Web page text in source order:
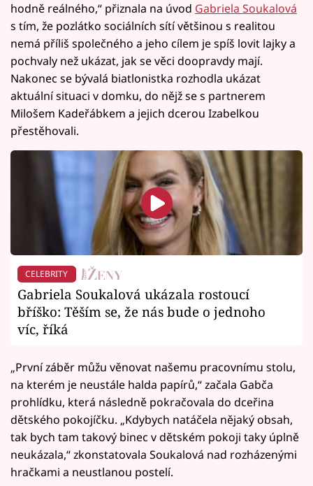
hodně reálného,“ přiznala na úvod Gabriela Soukalová
s tím, že pozlátko sociálních sítí většinou s realitou
nemá příliš společného a jeho cílem je spíš lovit lajky a
pochvaly než ukázat, jak se věci doopravdy mají.
Nakonec se bývalá biatlonistka rozhodla ukázat
aktuální situaci v domku, do nějž se s partnerem
Milošem Kadeřábkem a jejich dcerou Izabelkou
přestěhovali.
CELEBRITY
Gabriela Soukalová ukázala rostoucí
bříško: Těším se, že nás bude o jednoho
víc, říká
„První záběr můžu věnovat našemu pracovnímu stolu,
na kterém je neustále halda papírů,“ začala Gabča
prohlídku, která následně pokračovala do dceřina
dětského pokojíčku. „Kdybych natáčela nějaký obsah,
tak bych tam takový binec v dětském pokoji taky úplně
neukázala,“ zkonstatovala Soukalová nad rozházenými
hračkami a neustlanou postelí.